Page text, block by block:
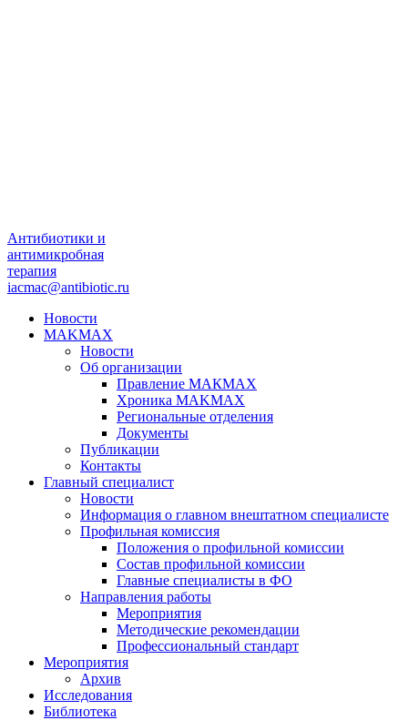
Антибиотики и
антимикробная
терапия
iacmac@antibiotic.ru
Новости
MAKMAX
Новости
Об организации
Правление МАКМАХ
Хроника MAKMAX
Региональные отделения
Документы
Публикации
Контакты
Главный специалист
Новости
Информация о главном внештатном специалисте
Профильная комиссия
Положения о профильной комиссии
Состав профильной комиссии
Главные специалисты в ФО
Направления работы
Мероприятия
Методические рекомендации
Профессиональный стандарт
Мероприятия
Архив
Исследования
Библиотека